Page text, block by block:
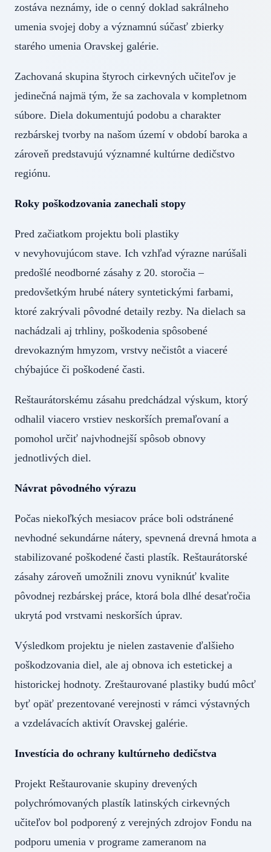
zostáva neznámy, ide o cenný doklad sakrálneho
umenia svojej doby a významnú súčasť zbierky
starého umenia Oravskej galérie.
Zachovaná skupina štyroch cirkevných učiteľov je
jedinečná najmä tým, že sa zachovala v kompletnom
súbore. Diela dokumentujú podobu a charakter
rezbárskej tvorby na našom území v období baroka a
zároveň predstavujú významné kultúrne dedičstvo
regiónu.
Roky poškodzovania zanechali stopy
Pred začiatkom projektu boli plastiky
v nevyhovujúcom stave. Ich vzhľad výrazne narúšali
predošlé neodborné zásahy z 20. storočia –
predovšetkým hrubé nátery syntetickými farbami,
ktoré zakrývali pôvodné detaily rezby. Na dielach sa
nachádzali aj trhliny, poškodenia spôsobené
drevokazným hmyzom, vrstvy nečistôt a viaceré
chýbajúce či poškodené časti.
Reštaurátorskému zásahu predchádzal výskum, ktorý
odhalil viacero vrstiev neskorších premaľovaní a
pomohol určiť najvhodnejší spôsob obnovy
jednotlivých diel.
Návrat pôvodného výrazu
Počas niekoľkých mesiacov práce boli odstránené
nevhodné sekundárne nátery, spevnená drevná hmota a
stabilizované poškodené časti plastík. Reštaurátorské
zásahy zároveň umožnili znovu vyniknúť kvalite
pôvodnej rezbárskej práce, ktorá bola dlhé desaťročia
ukrytá pod vrstvami neskorších úprav.
Výsledkom projektu je nielen zastavenie ďalšieho
poškodzovania diel, ale aj obnova ich estetickej a
historickej hodnoty. Zreštaurované plastiky budú môcť
byť opäť prezentované verejnosti v rámci výstavných
a vzdelávacích aktivít Oravskej galérie.
Investícia do ochrany kultúrneho dedičstva
Projekt Reštaurovanie skupiny drevených
polychrómovaných plastík latinských cirkevných
učiteľov bol podporený z verejných zdrojov Fondu na
podporu umenia v programe zameranom na